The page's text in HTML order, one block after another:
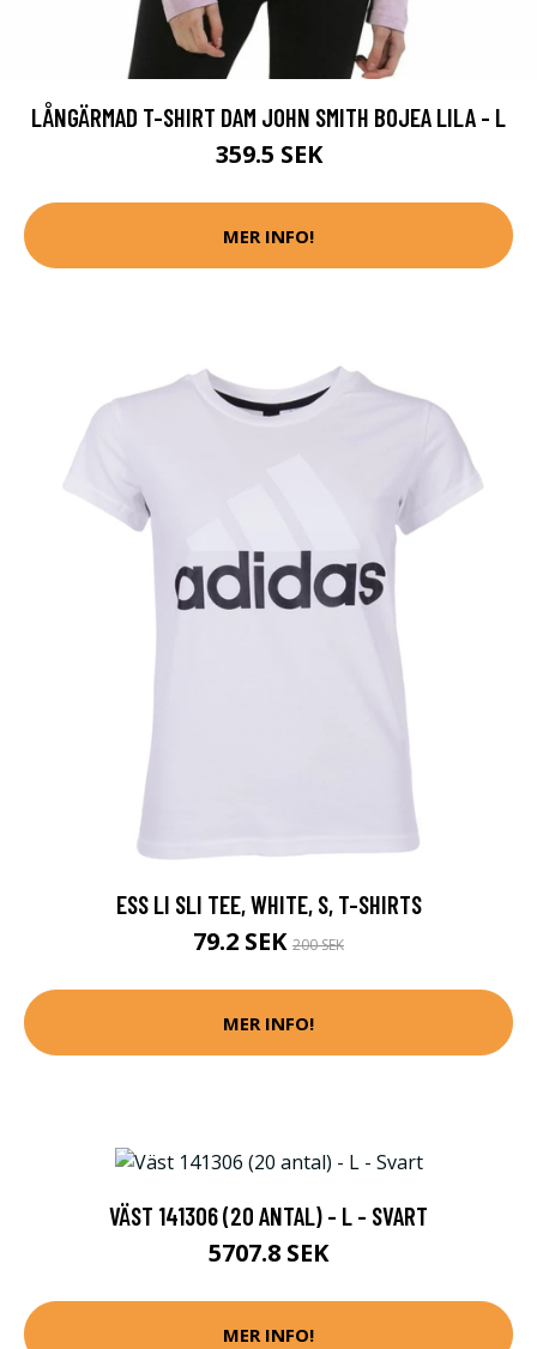
LÅNGÄRMAD T-SHIRT DAM JOHN SMITH BOJEA LILA - L
359.5 SEK
MER INFO!
ESS LI SLI TEE, WHITE, S, T-SHIRTS
79.2 SEK 200 SEK
MER INFO!
VÄST 141306 (20 ANTAL) - L - SVART
5707.8 SEK
MER INFO!